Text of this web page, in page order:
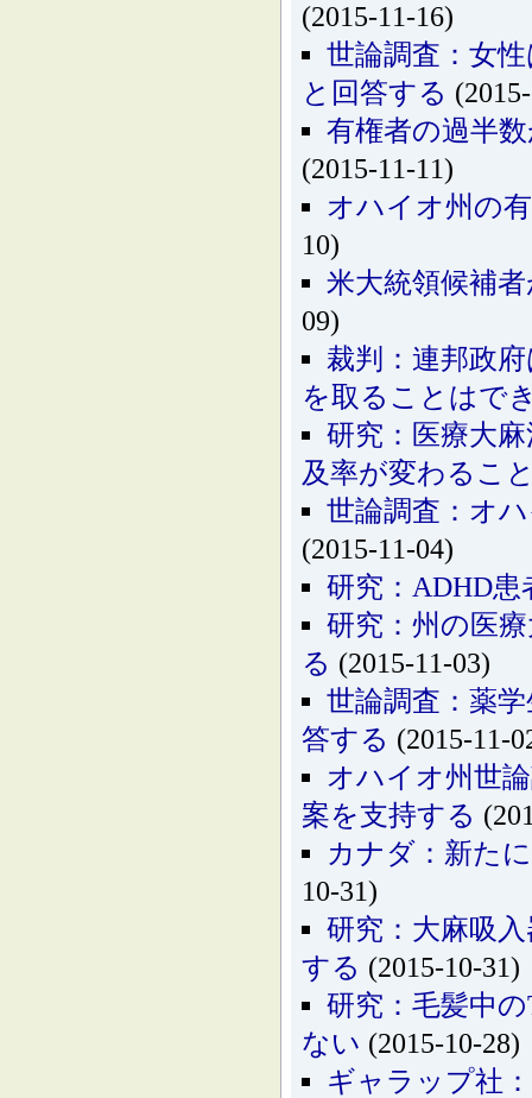
(2015-11-16)
世論調査：女
と回答する
有権者の過半
(2015-11-11)
オハイオ州の
10)
米大統領候補
09)
裁判：連邦政
を取ることはで
研究：医療大
及率が変わるこ
世論調査：オ
(2015-11-04)
研究：ADHD
研究：州の医
る (2015-11-03)
世論調査：薬
答する (2015-11-
オハイオ州世
案を支持する
カナダ：新た
10-31)
研究：大麻吸
する (2015-10-31)
研究：毛髪中
ない (2015-10-28)
ギャラップ社